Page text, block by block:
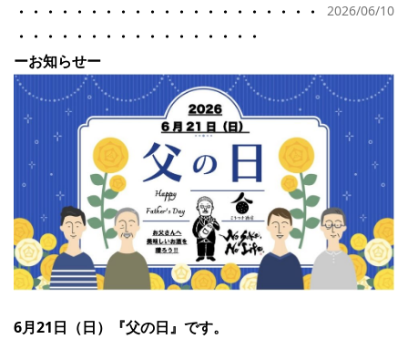
2026/06/10
・・・・・・・・・・・・・・・・・・・・・
・・・・・・・・・・・・・・・・・
ーお知らせー
6月21日（日）『父の日』です。